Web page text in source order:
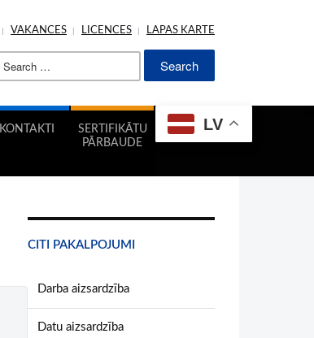
VAKANCES LICENCES LAPAS KARTE
KONTAKTI
SERTIFIKĀTU
PĀRBAUDE
LV
CITI PAKALPOJUMI
Darba aizsardzība
Datu aizsardzība